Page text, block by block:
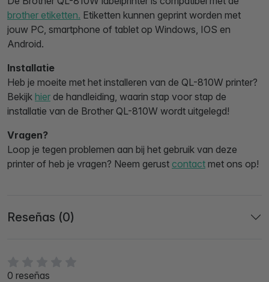
0 reseñas
brother etiketten. Etiketten kunnen geprint worden met
jouw PC, smartphone of tablet op Windows, IOS en
Android.
Installatie
Heb je moeite met het installeren van de QL-810W printer?
Bekijk hier de handleiding, waarin stap voor stap de
installatie van de Brother QL-810W wordt uitgelegd!
Vragen?
Loop je tegen problemen aan bij het gebruik van deze
printer of heb je vragen? Neem gerust contact met ons op!
Reseñas (0)